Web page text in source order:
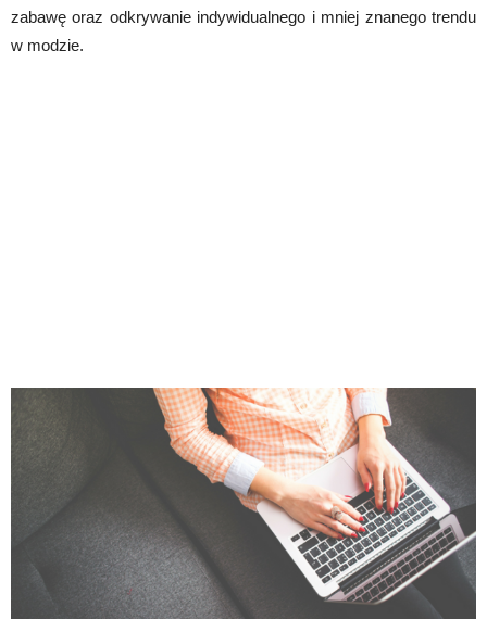
zabawę oraz odkrywanie indywidualnego i mniej znanego trendu
w modzie.